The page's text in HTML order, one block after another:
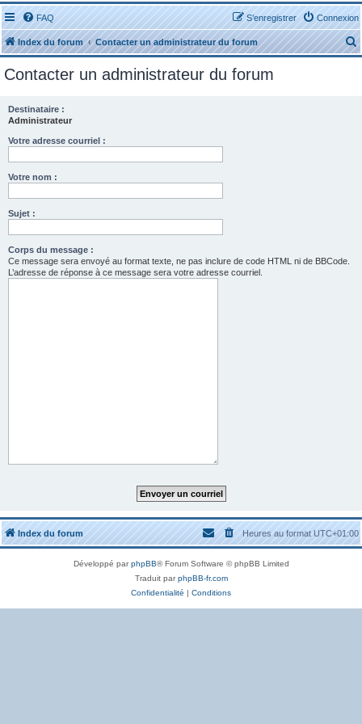
FAQ Connexion
S’enregistrer
Index du forum Contacter un administrateur du forum
e
Contacter un administrateur du forum
Destinataire :
Administrateur
Votre adresse courriel :
Votre nom :
Sujet :
Corps du message :
Ce message sera envoyé au format texte, ne pas inclure de code HTML ni de BBCode.
L’adresse de réponse à ce message sera votre adresse courriel.
Index du forum Heures au formatUTC+01:00
Développé parphpBB® Forum Software © phpBB Limited
Traduit parphpBB-fr.com
Confidentialité | Conditions